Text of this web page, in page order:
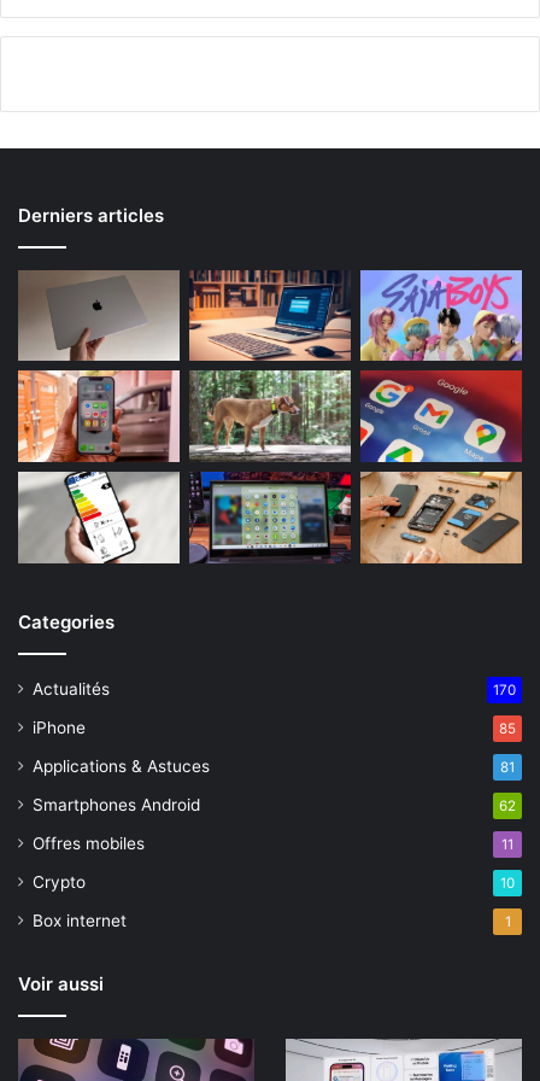
Derniers articles
Categories
Actualités 170
iPhone 85
Applications & Astuces 81
Smartphones Android 62
Offres mobiles 11
Crypto 10
Box internet 1
Voir aussi